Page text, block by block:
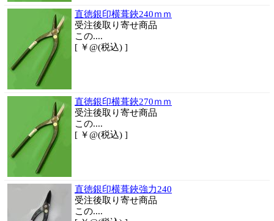
直徳銀印横葺鋏240ｍｍ
受注後取り寄せ商品
この....
[ ￥@(税込) ]
直徳銀印横葺鋏270ｍｍ
受注後取り寄せ商品
この....
[ ￥@(税込) ]
直徳銀印横葺鋏強力240
受注後取り寄せ商品
この....